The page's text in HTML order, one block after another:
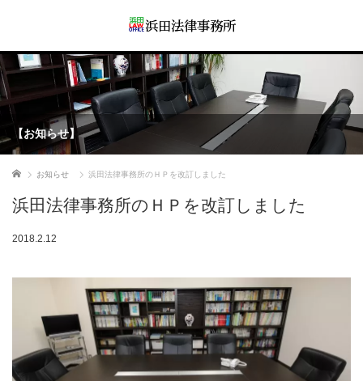
【お知らせ】
ホーム お知らせ 浜田法律事務所のＨＰを改訂しました
浜田法律事務所のＨＰを改訂しました
2018.2.12